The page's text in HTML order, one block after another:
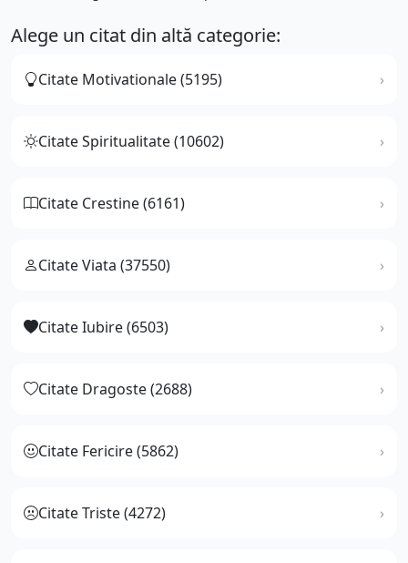
Alege un citat din altă categorie:
Citate Motivationale (5195)
Citate Spiritualitate (10602)
Citate Crestine (6161)
Citate Viata (37550)
Citate Iubire (6503)
Citate Dragoste (2688)
Citate Fericire (5862)
Citate Triste (4272)